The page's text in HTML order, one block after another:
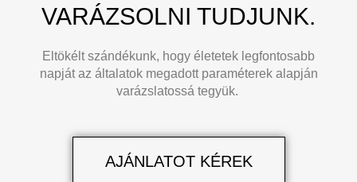
VARÁZSOLNI TUDJUNK.
Eltökélt szándékunk, hogy életetek legfontosabb
napját az általatok megadott paraméterek alapján
varázslatossá tegyük.
AJÁNLATOT KÉREK